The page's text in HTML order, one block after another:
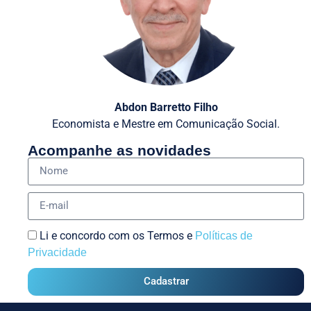
Abdon Barretto Filho
Economista e Mestre em Comunicação Social.
Acompanhe as novidades
Li e concordo com os Termos e Políticas de
Privacidade
Cadastrar